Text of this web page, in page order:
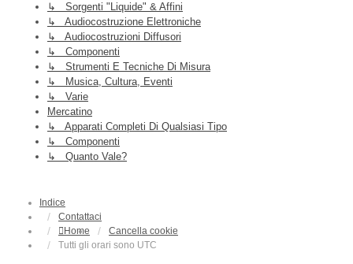
↳ Sorgenti "liquide" & Affini
↳ Audiocostruzione Elettroniche
↳ Audiocostruzioni Diffusori
↳ Componenti
↳ Strumenti E Tecniche Di Misura
↳ Musica, Cultura, Eventi
↳ Varie
Mercatino
↳ Apparati Completi Di Qualsiasi Tipo
↳ Componenti
↳ Quanto Vale?
Indice
Contattaci
Home
Cancella cookie
Tutti gli orari sono UTC